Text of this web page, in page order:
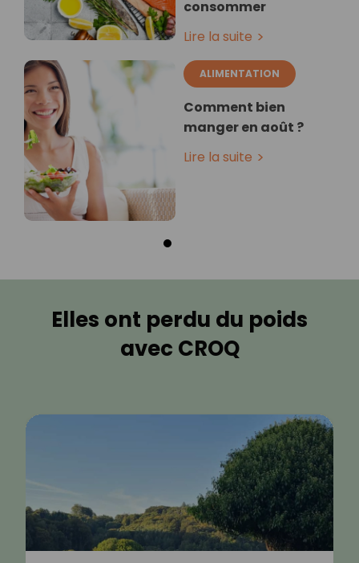
consommer
Lire la suite
ALIMENTATION
Comment bien
manger en août ?
Lire la suite
Elles ont perdu du poids
avec CROQ